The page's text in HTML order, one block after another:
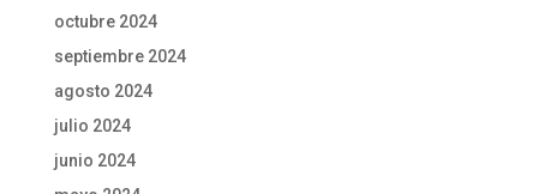
octubre 2024
septiembre 2024
agosto 2024
julio 2024
junio 2024